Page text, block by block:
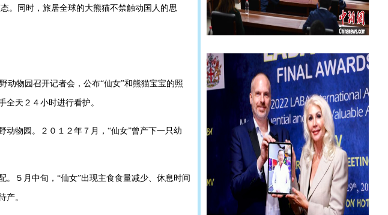
。同时，旅居全球的大熊猫不禁触动国人的思
动物园召开记者会，公布“仙女”和熊猫宝宝的照
全天２４小时进行看护。
动物园。２０１２年７月，“仙女”曾产下一只幼
。５月中旬，“仙女”出现主食食量减少、休息时间
产。